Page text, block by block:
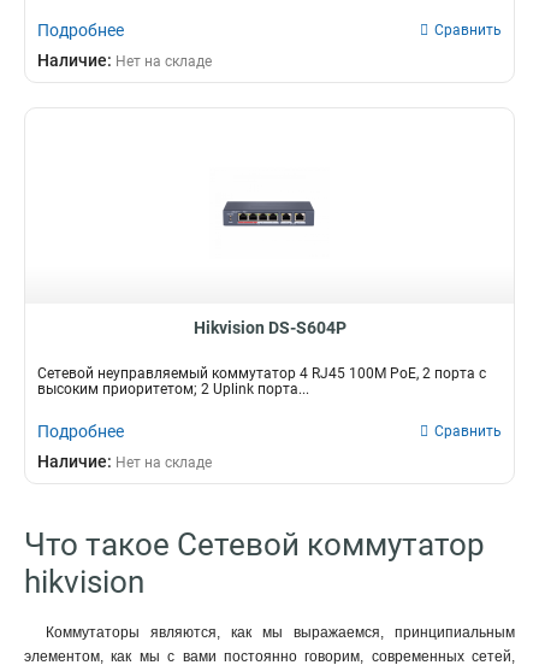
Подробнее Сравнить
Наличие: Нет на складе
Hikvision DS-S604P
Сетевой неуправляемый коммутатор 4 RJ45 100M PoE, 2 порта с
высоким приоритетом; 2 Uplink порта...
Подробнее Сравнить
Наличие: Нет на складе
Что такое Сетевой коммутатор
hikvision
Коммутаторы являются, как мы выражаемся, принципиальным
элементом, как мы с вами постоянно говорим, современных сетей,